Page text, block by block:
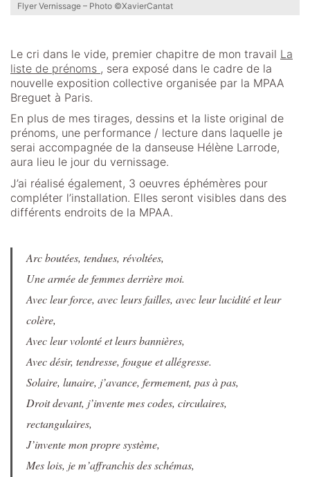
Flyer Vernissage – Photo ©XavierCantat
Le cri dans le vide, premier chapitre de mon travail La
liste de prénoms , sera exposé dans le cadre de la
nouvelle exposition collective organisée par la MPAA
Breguet à Paris.
En plus de mes tirages, dessins et la liste original de
prénoms, une performance / lecture dans laquelle je
serai accompagnée de la danseuse Hélène Larrode,
aura lieu le jour du vernissage.
J’ai réalisé également, 3 oeuvres éphémères pour
compléter l’installation. Elles seront visibles dans des
différents endroits de la MPAA.
Arc boutées, tendues, révoltées,
Une armée de femmes derrière moi.
Avec leur force, avec leurs failles, avec leur lucidité et leur
colère,
Avec leur volonté et leurs bannières,
Avec désir, tendresse, fougue et allégresse.
Solaire, lunaire, j’avance, fermement, pas à pas,
Droit devant, j’invente mes codes, circulaires,
rectangulaires,
J’invente mon propre système,
Mes lois, je m’affranchis des schémas,